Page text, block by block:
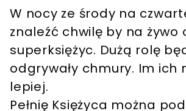
W nocy ze środy na
znaleźć chwilę by na żywo
superksiężyc. Dużą rolę
odgrywały chmury. Im ich
lepiej.
Pełnię Księżyca można